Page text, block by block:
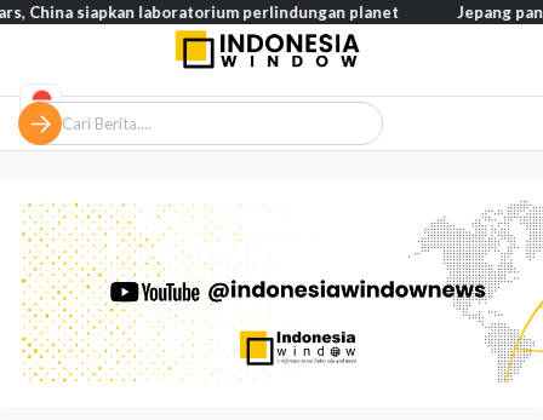
siapkan laboratorium perlindungan planet Jepang pangkas